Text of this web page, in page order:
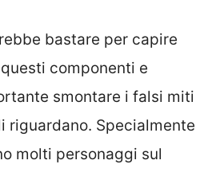
bastare per capire
componenti e
smontare i falsi miti
riguardano. Specialmente
molti personaggi sul